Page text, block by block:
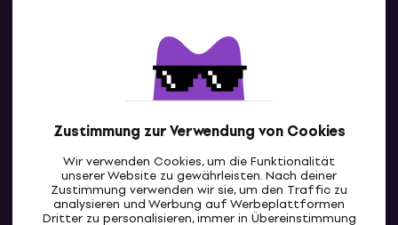
Zustimmung zur Verwendung von Cookies
Wir verwenden Cookies, um die Funktionalität
unserer Website zu gewährleisten. Nach deiner
Zustimmung verwenden wir sie, um den Traffic zu
analysieren und Werbung auf Werbeplattformen
Dritter zu personalisieren, immer in Übereinstimmung
Kontaktiere uns